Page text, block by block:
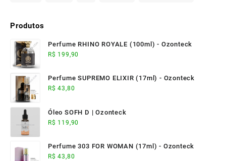
Produtos
Perfume RHINO ROYALE (100ml) - Ozonteck
R$ 199,90
Perfume SUPREMO ELIXIR (17ml) - Ozonteck
R$ 43,80
Óleo SOFH D | Ozonteck
R$ 119,90
Perfume 303 FOR WOMAN (17ml) - Ozonteck
R$ 43,80